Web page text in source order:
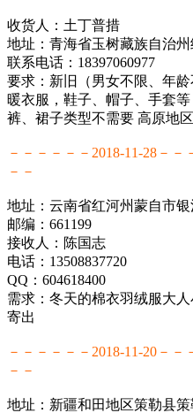
收货人：土丁普措
地址：青海省玉树藏族自治
联系电话：18397060977
要求：新旧（男女不限、年
暖衣服，鞋子、帽子、手套
裤、裙子类型不需要 高原地
－－－－－－2018-11-28－
－－
地址：云南省红河州蒙自市银
邮编：661199
接收人：陈国志
电话：13508837720
QQ：604618400
需求：冬天的棉衣羽绒服大
寄出
－－－－－－2018-11-20－
－－
地址：新疆和田地区策勒县